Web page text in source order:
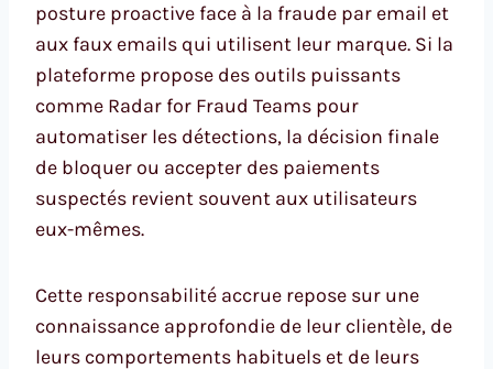
posture proactive face à la fraude par email et
aux faux emails qui utilisent leur marque. Si la
plateforme propose des outils puissants
comme Radar for Fraud Teams pour
automatiser les détections, la décision finale
de bloquer ou accepter des paiements
suspectés revient souvent aux utilisateurs
eux-mêmes.
Cette responsabilité accrue repose sur une
connaissance approfondie de leur clientèle, de
leurs comportements habituels et de leurs